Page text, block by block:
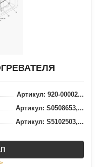
Артикул: 920-00002...
Артикул: S0508653,...
Артикул: S5102503,...